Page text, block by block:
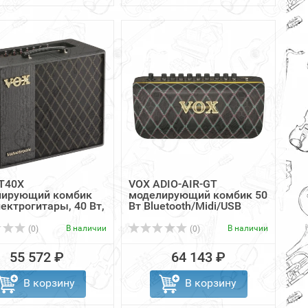
комбик
40 Вт,
(0) В наличии
55 572 ₽
В корзину
VOX ADIO-AIR-GT
моделирующий комбик 50
Вт Bluetooth/Midi/USB
(0) В наличии
64 143 ₽
В корзину